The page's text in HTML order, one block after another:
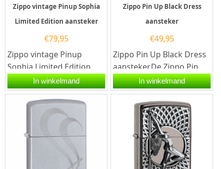
Zippo vintage Pinup Sophia
Limited Edition aansteker
€79,95
Zippo vintage Pinup
Sophia Limited Edition
aansteker.De Zippo
vintage Pinup Sophia
Limited Edition...
In winkelmand
Zippo Pin Up Black Dress
aansteker
€49,95
Zippo Pin Up Black Dress
aansteker.De Zippo Pin
Up Black Dress aansteker
heeft een satin chrome...
In winkelmand